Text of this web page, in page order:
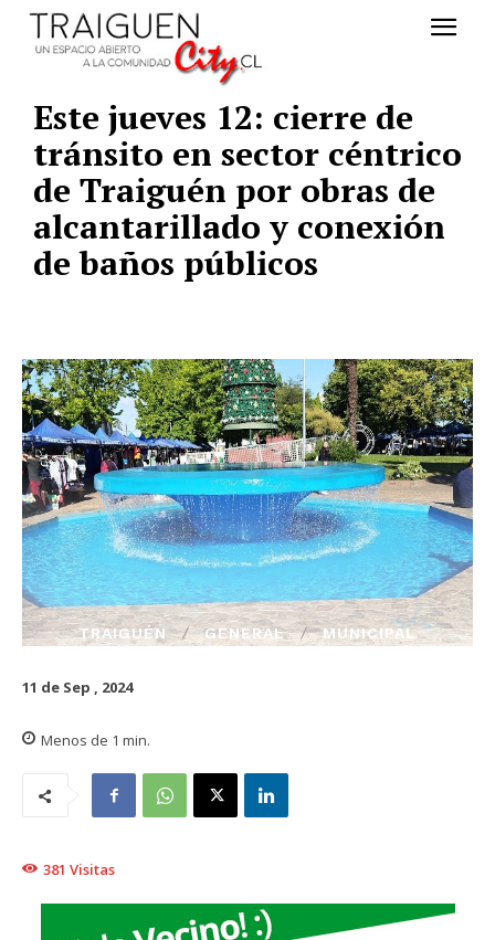
Este jueves 12: cierre de
tránsito en sector céntrico
de Traiguén por obras de
alcantarillado y conexión
de baños públicos
TRAIGUÉN GENERAL MUNICIPAL
11 de Sep , 2024
Menos de 1 min.
381 Visitas